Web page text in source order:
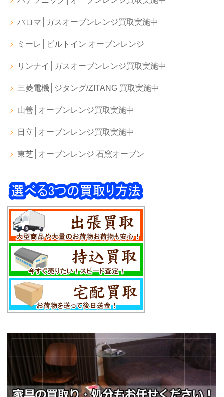
パロマ│ガスオーブンレンジ買取実施中
ミーレ│ビルトイン オーブンレンジ
リンナイ│ガスオーブンレンジ買取実施中
三菱電機│ジタング/ZITANG 買取実施中
山善│オーブンレンジ買取実施中
日立│オーブンレンジ買取実施中
東芝│オーブンレンジ 石窯オーブン